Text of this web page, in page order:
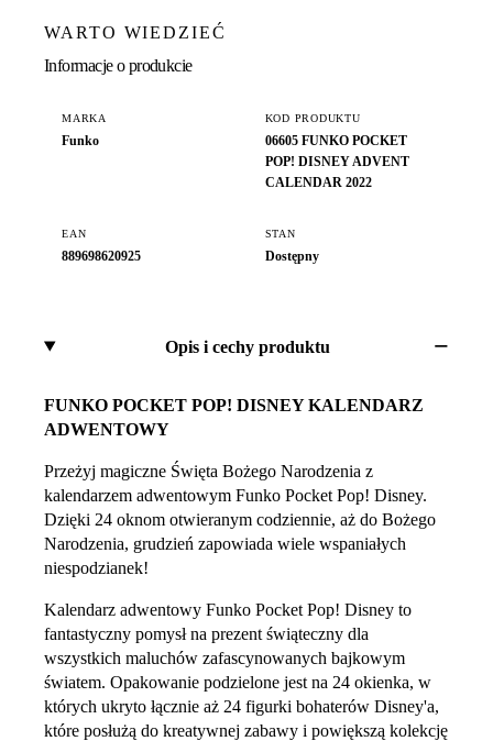
WARTO WIEDZIEĆ
Informacje o produkcie
MARKA
Funko
KOD PRODUKTU
06605 FUNKO POCKET
POP! DISNEY ADVENT
CALENDAR 2022
EAN
889698620925
STAN
Dostępny
Opis i cechy produktu
FUNKO POCKET POP! DISNEY KALENDARZ
ADWENTOWY
Przeżyj magiczne Święta Bożego Narodzenia z
kalendarzem adwentowym Funko Pocket Pop! Disney.
Dzięki 24 oknom otwieranym codziennie, aż do Bożego
Narodzenia, grudzień zapowiada wiele wspaniałych
niespodzianek!
Kalendarz adwentowy Funko Pocket Pop! Disney to
fantastyczny pomysł na prezent świąteczny dla
wszystkich maluchów zafascynowanych bajkowym
światem. Opakowanie podzielone jest na 24 okienka, w
których ukryto łącznie aż 24 figurki bohaterów Disney'a,
które posłużą do kreatywnej zabawy i powiększą kolekcję